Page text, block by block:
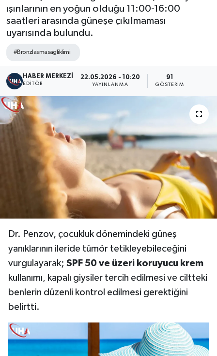
ışınlarının en yoğun olduğu 11:00-16:00
saatleri arasında güneşe çıkılmaması
uyarısında bulundu.
#Bronzlasmasagliklimi
HABER MERKEZI
EDITÖR
22.05.2026 - 10:20
YAYINLANMA
91
GÖSTERIM
Dr. Penzov, çocukluk dönemindeki güneş
yanıklarının ileride tümör tetikleyebileceğini
vurgulayarak; SPF 50 ve üzeri koruyucu krem
kullanımı, kapalı giysiler tercih edilmesi ve ciltteki
benlerin düzenli kontrol edilmesi gerektiğini
belirtti.
Yaşam
Son Dakika Haberleri